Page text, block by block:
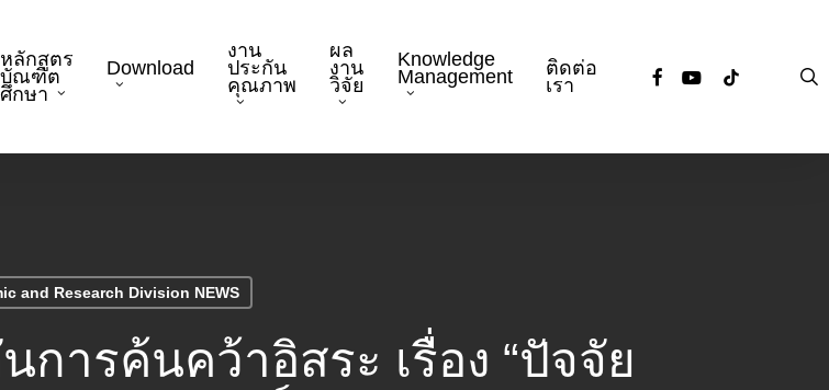
หลักสูตร
บัณฑิต
ศึกษา
Download
งาน
ประกัน
คุณภาพ
ผล
งาน
วิจัย
Knowledge
Management
ติดต่อ
เรา
facebookyoutube
tiktok
and Research Division NEWS
ารค้นคว้าอิสระ เรื่อง “ปัจจัย